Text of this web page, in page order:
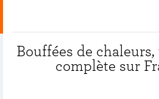
Bouffées de
complète sur